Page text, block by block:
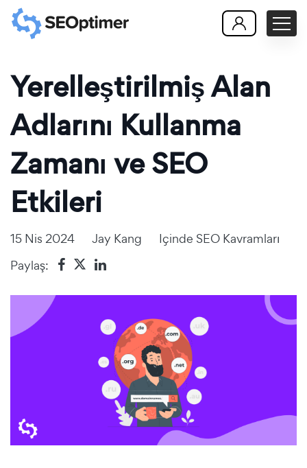
Yerelleştirilmiş Alan
Adlarını Kullanma
Zamanı ve SEO
Etkileri
15 Nis 2024 Jay Kang Içinde SEO Kavramları
Paylaş: